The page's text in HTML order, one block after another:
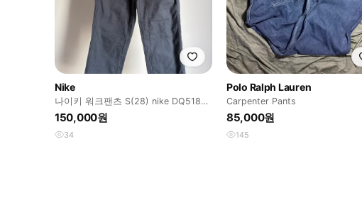
Nike
나이키 워크팬츠 S(28) nike DQ5180-
010
150,000원
34
Polo Ralph Lauren
Carpenter Pants
85,000원
145